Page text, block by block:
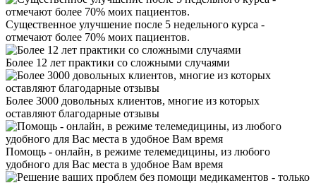
Существенное улучшение после 5 недельного курса -
отмечают более 70% моих пациентов.
Более 12 лет практики со сложными случаями
Более 3000 довольных клиентов, многие из которых
оставляют благодарные отзывы
Помощь - онлайн, в режиме телемедицины, из любого
удобного для Вас места в удобное Вам время